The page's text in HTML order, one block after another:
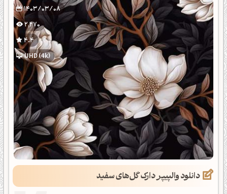
1403/03/08
2,270
4.4
UHD (4k)
دانلود والپیپر دارک گل‌های سفید